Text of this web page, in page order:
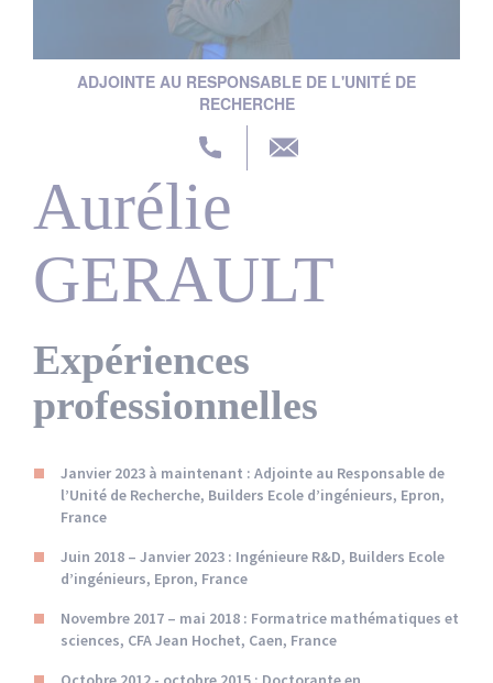
ADJOINTE AU RESPONSABLE DE L'UNITÉ DE
RECHERCHE
Aurélie
GERAULT
Expériences
professionnelles
Janvier 2023 à maintenant : Adjointe au Responsable de
l’Unité de Recherche, Builders Ecole d’ingénieurs, Epron,
France
Juin 2018 – Janvier 2023 : Ingénieure R&D, Builders Ecole
d’ingénieurs, Epron, France
Novembre 2017 – mai 2018 : Formatrice mathématiques et
sciences, CFA Jean Hochet, Caen, France